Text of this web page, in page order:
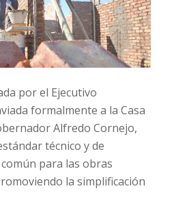
por el Ejecutivo
formalmente a la Casa
Alfredo Cornejo,
técnico y de
para las obras
la simplificación